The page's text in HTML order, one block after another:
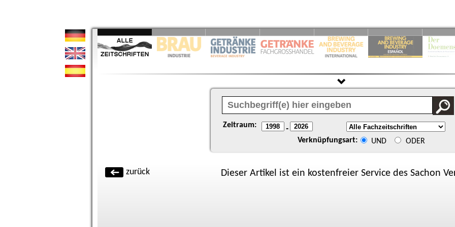
Zeitraum: -
Verknüpfungsart: UND ODER
zurück Dieser Artikel ist ein kostenfreier Service des Sachon